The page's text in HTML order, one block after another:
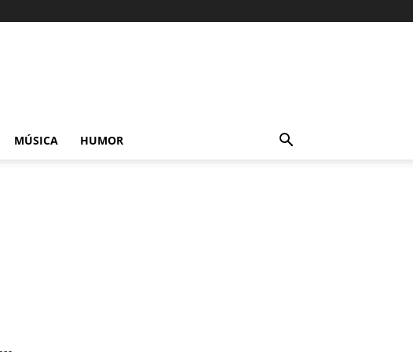
MÚSICA HUMOR